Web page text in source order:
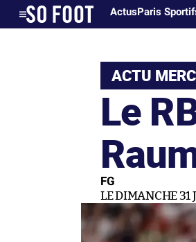
ActusParis
ACTU
Le
FG
LE DIMANCHE 31